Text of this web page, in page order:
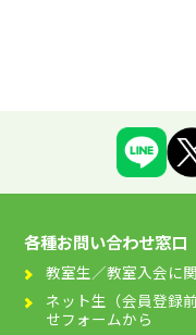
各種お問い合わせ窓口
教室生／教室入会に
ネット生（会員登録
せフォームから